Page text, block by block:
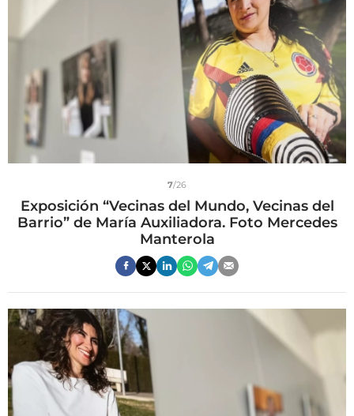
7/26
Exposición “Vecinas del Mundo, Vecinas del
Barrio” de María Auxiliadora. Foto Mercedes
Manterola